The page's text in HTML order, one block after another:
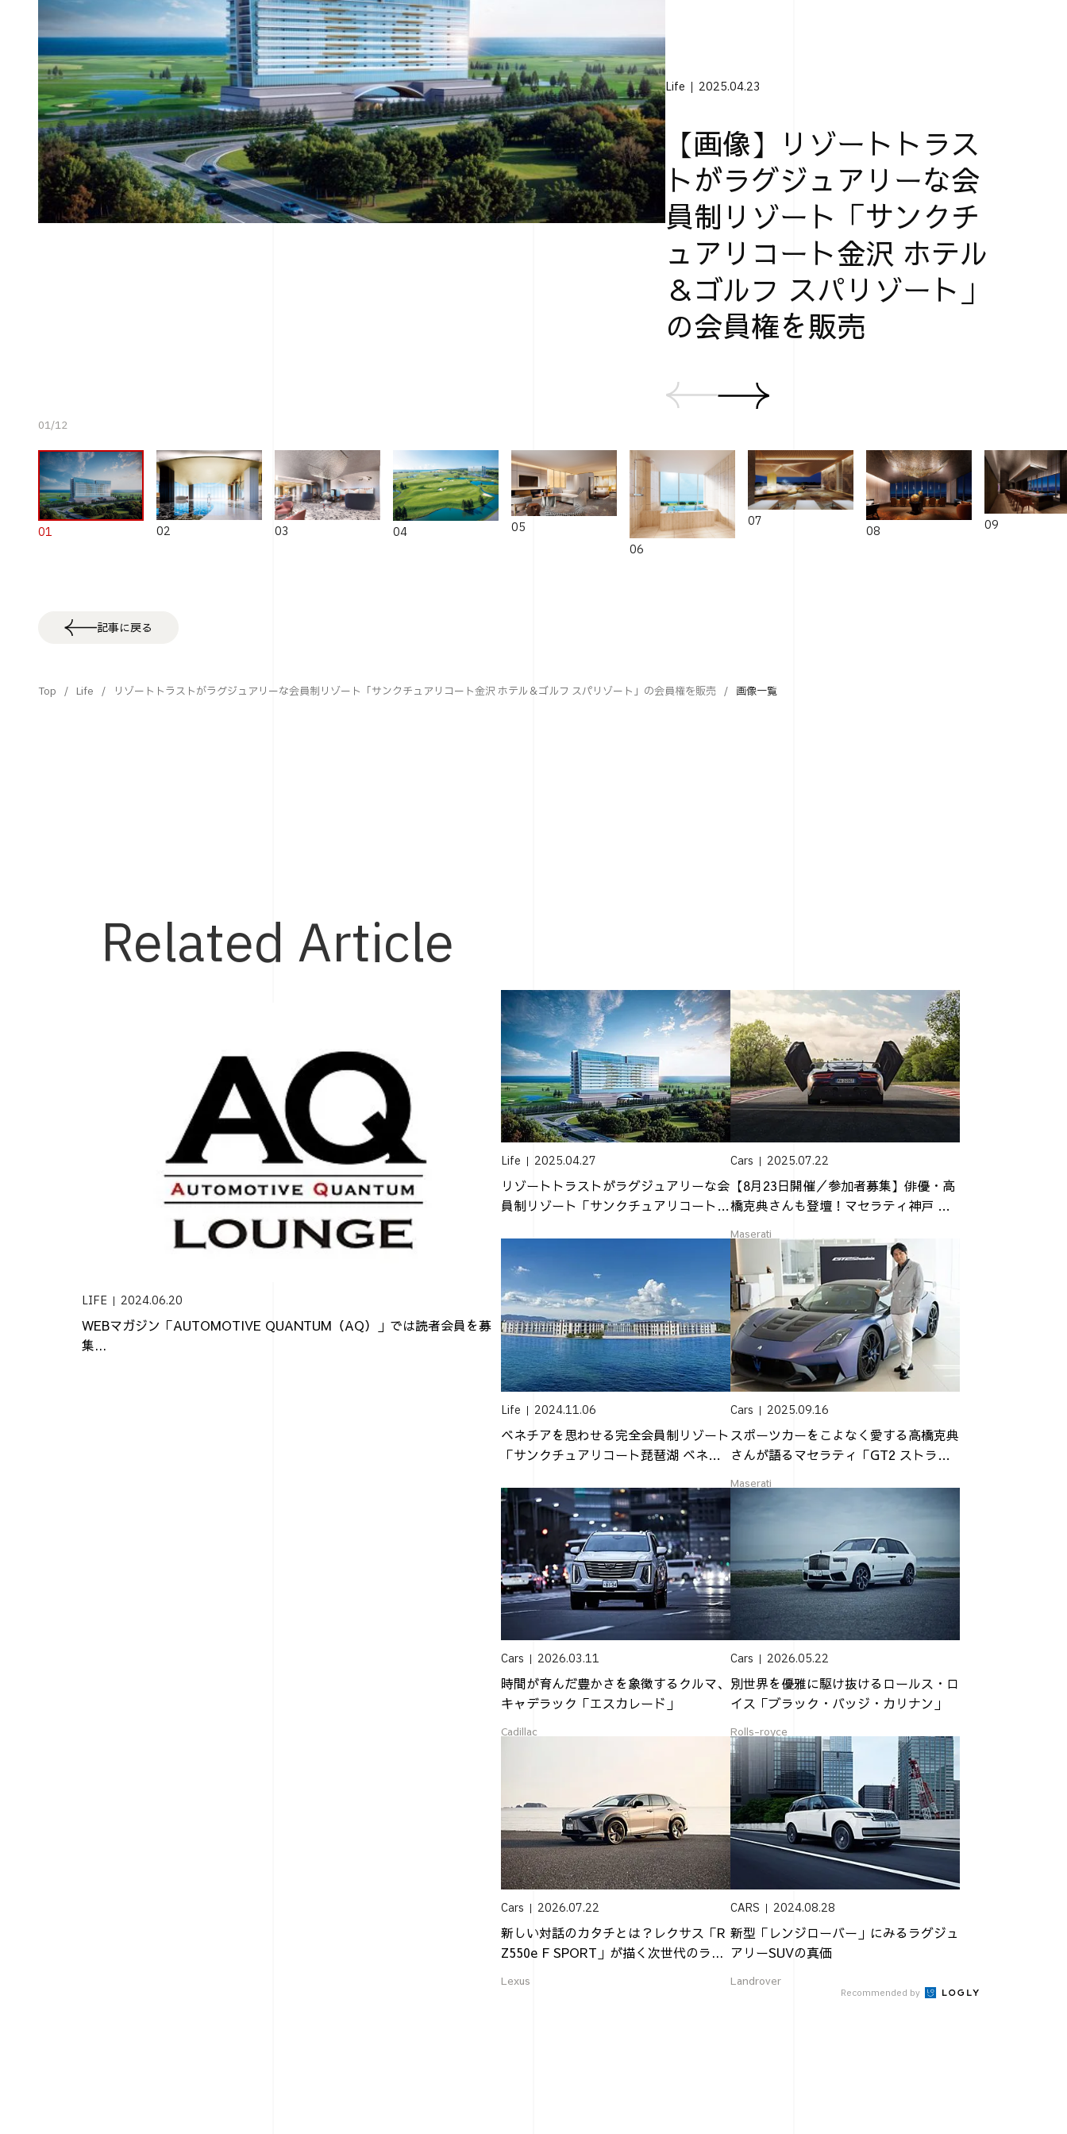
01/12
Life 2025.04.23
【画像】リゾートトラス
トがラグジュアリーな会
員制リゾート「サンクチ
ュアリコート金沢 ホテル
＆ゴルフ スパリゾート」
の会員権を販売
01 02 03 04
05
06
07
08 09
記事に戻る
Top Life リゾートトラストがラグジュアリーな会員制リゾート「サンクチュアリコート金沢 ホテル＆ゴルフ スパリゾート」の会員権を販売 画像一覧
Related Article
LIFE 2024.06.20
WEBマガジン「AUTOMOTIVE QUANTUM（AQ）」では読者会員を募
集...
Life 2025.04.27
リゾートトラストがラグジュアリーな会
員制リゾート「サンクチュアリコート金
Cars 2025.07.22
【8月23日開催／参加者募集】俳優・高
橋克典さんも登壇！マセラティ神戸 GT
Maserati
Life 2024.11.06
ベネチアを思わせる完全会員制リゾート
「サンクチュアリコート琵琶湖 ベネチ
Cars 2025.09.16
スポーツカーをこよなく愛する高橋克典
さんが語るマセラティ「GT2 ストラダ
Maserati
Cars 2026.03.11
時間が育んだ豊かさを象徴するクルマ、
キャデラック「エスカレード」
Cadillac
Cars 2026.05.22
別世界を優雅に駆け抜けるロールス・ロ
イス「ブラック・バッジ・カリナン」
Rolls-royce
Cars 2026.07.22
新しい対話のカタチとは？レクサス「R
Z550e F SPORT」が描く次世代のラ...
Lexus
CARS 2024.08.28
新型「レンジローバー」にみるラグジュ
アリーSUVの真価
Landrover
Recommended by